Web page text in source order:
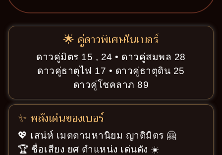
🌟 คู่ดาวพิเศษในเบอร์
ดาวคู่มิตร 15 , 24 • ดาวคู่สมพล 28
ดาวคู่ธาตุไฟ 17 • ดาวคู่ธาตุดิน 25
ดาวคู่โชคลาภ 89
✨ พลังเด่นของเบอร์
💖 เสน่ห์ เมตตามหานิยม ญาติมิตร 🤗
🏆 ชื่อเสียง ยศ ตำแหน่ง เด่นดัง ☀️